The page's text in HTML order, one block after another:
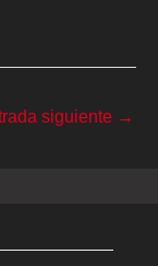
siguiente →